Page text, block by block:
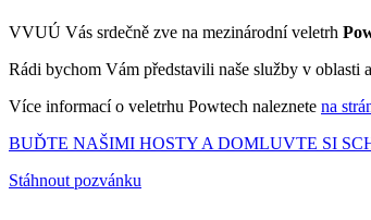
VVUÚ Vás srdečně zve na mezinárodní veletrh
Rádi bychom Vám představili naše služby v oblasti
Více informací o veletrhu Powtech naleznete na
BUĎTE NAŠIMI HOSTY A DOMLUVTE SI
Stáhnout pozvánku